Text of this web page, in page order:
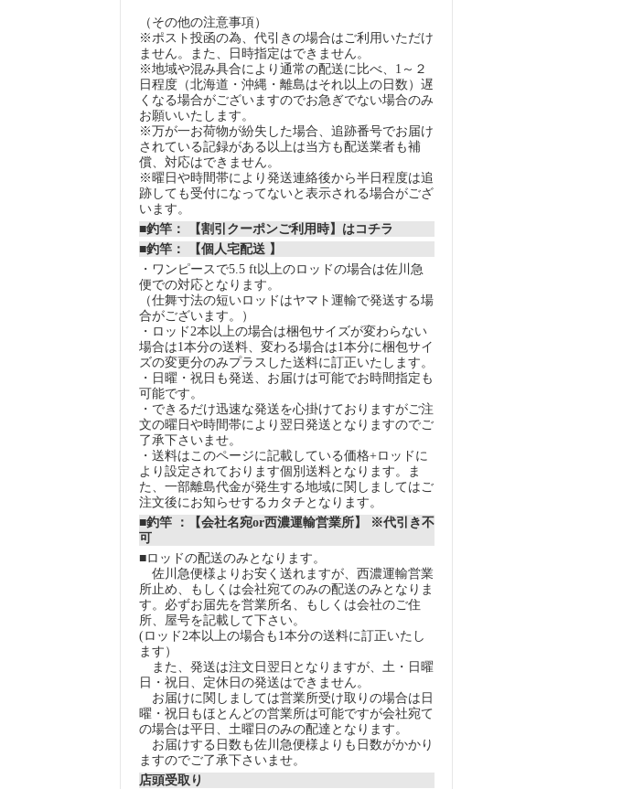
（その他の注意事項）
※ポスト投函の為、代引きの場合はご利用いただけ
ません。また、日時指定はできません。
※地域や混み具合により通常の配送に比べ、1～２
日程度（北海道・沖縄・離島はそれ以上の日数）遅
くなる場合がございますのでお急ぎでない場合のみ
お願いいたします。
※万が一お荷物が紛失した場合、追跡番号でお届け
されている記録がある以上は当方も配送業者も補
償、対応はできません。
※曜日や時間帯により発送連絡後から半日程度は追
跡しても受付になってないと表示される場合がござ
います。
■釣竿： 【割引クーポンご利用時】はコチラ
■釣竿： 【個人宅配送 】
・ワンピースで5.5 ft以上のロッドの場合は佐川急
便での対応となります。
（仕舞寸法の短いロッドはヤマト運輸で発送する場
合がございます。）
・ロッド2本以上の場合は梱包サイズが変わらない
場合は1本分の送料、変わる場合は1本分に梱包サイ
ズの変更分のみプラスした送料に訂正いたします。
・日曜・祝日も発送、お届けは可能でお時間指定も
可能です。
・できるだけ迅速な発送を心掛けておりますがご注
文の曜日や時間帯により翌日発送となりますのでご
了承下さいませ。
・送料はこのページに記載している価格+ロッドに
より設定されております個別送料となります。ま
た、一部離島代金が発生する地域に関しましてはご
注文後にお知らせするカタチとなります。
■釣竿 ：【会社名宛or西濃運輸営業所】 ※代引き不
可
■ロッドの配送のみとなります。
佐川急便様よりお安く送れますが、西濃運輸営業
所止め、もしくは会社宛てのみの配送のみとなりま
す。必ずお届先を営業所名、もしくは会社のご住
所、屋号を記載して下さい。
(ロッド2本以上の場合も1本分の送料に訂正いたし
ます）
また、発送は注文日翌日となりますが、土・日曜
日・祝日、定休日の発送はできません。
お届けに関しましては営業所受け取りの場合は日
曜・祝日もほとんどの営業所は可能ですが会社宛て
の場合は平日、土曜日のみの配達となります。
お届けする日数も佐川急便様よりも日数がかかり
ますのでご了承下さいませ。
店頭受取り